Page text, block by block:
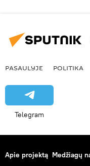
PASAULYJE POLITIKA
Telegram
Apie projektą Medžiagų